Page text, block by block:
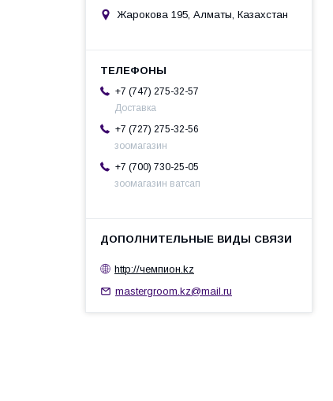
Жарокова 195, Алматы, Казахстан
+7 (747) 275-32-57
Доставка
+7 (727) 275-32-56
зоомагазин
+7 (700) 730-25-05
зоомагазин ватсап
http://чемпион.kz
mastergroom.kz@mail.ru